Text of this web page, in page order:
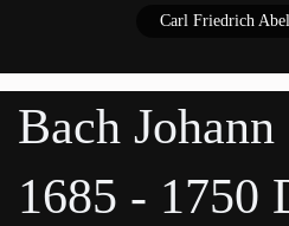
Carl Friedrich Abel
Bach Johann
1685 - 1750